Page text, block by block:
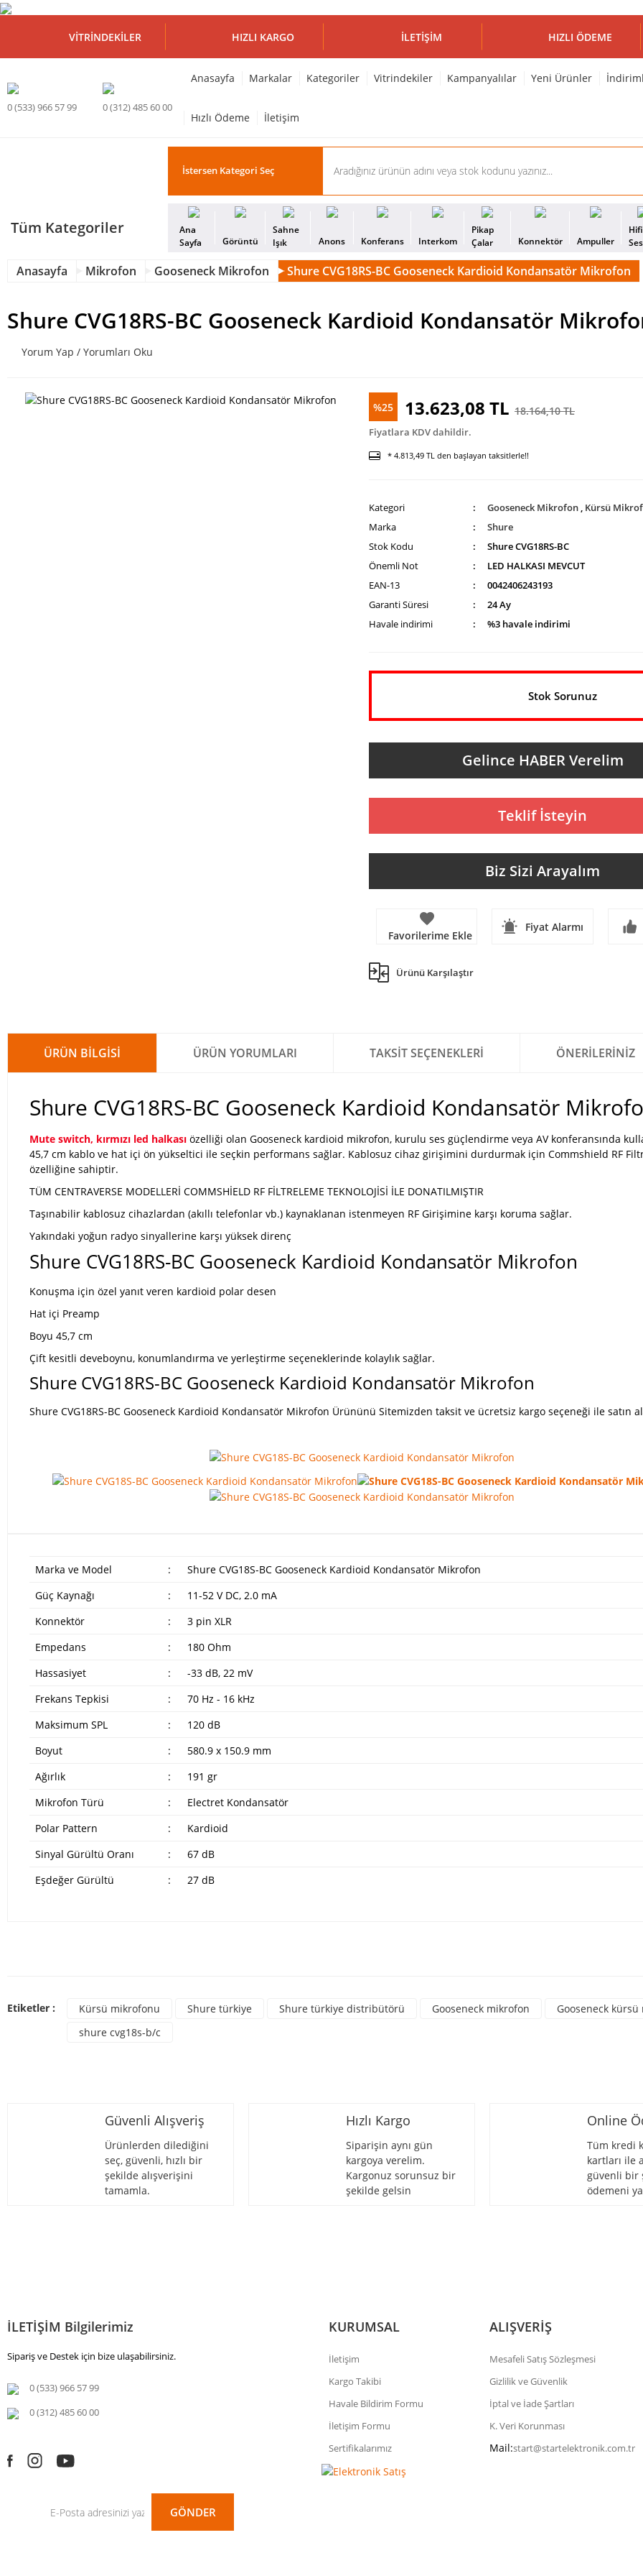
VITRINDEKILER HIZLI KARGO İLETIŞIM HIZLI ÖDEME
0 (533) 966 57 99 0 (312) 485 60 00
Anasayfa Markalar Kategoriler Vitrindekiler Kampanyalılar Yeni Ürünler
Hızlı Ödeme İletişim
Tüm Kategoriler
Ana
Sayfa
Görüntü
Sahne
Işık
Anons Konferans Interkom
Pikap
Çalar
Konnektör Ampuller
Hifi
Ses
Anasayfa Mikrofon Gooseneck Mikrofon Shure CVG18RS-BC Gooseneck Kardioid Kondansatör Mikrofon
Shure CVG18RS-BC Gooseneck Kardioid Kondansatör
Yorum Yap / Yorumları Oku
%25 13.623,08 TL 18.164,10 TL
Fiyatlara KDV dahildir.
* 4.813,49 TL den başlayan taksitlerle!!
Kategori Gooseneck Mikrofon , Kürsü
Marka
Shure
Stok Kodu
Shure CVG18RS-BC
Önemli Not
LED HALKASI MEVCUT
EAN-13
0042406243193
Garanti Süresi
24 Ay
Havale indirimi
%3 havale indirimi
Stok Sorunuz
Gelince HABER Verelim
Teklif İsteyin
Biz Sizi Arayalım
Fiyat Alarmı
Ürünü Karşılaştır
ÜRÜN BILGISI ÜRÜN YORUMLARI TAKSIT SEÇENEKLERI ÖNERILERINIZ
Shure CVG18RS-BC Gooseneck Kardioid Kondansatör
Mute switch, kırmızı led halkası özelliği olan Gooseneck kardioid mikrofon, kurulu ses güçlendirme veya AV konferansında
45,7 cm kablo ve hat içi ön yükseltici ile seçkin performans sağlar. Kablosuz cihaz girişimini durdurmak için Commshield RF
özelliğine sahiptir.
TÜM CENTRAVERSE MODELLERİ COMMSHİELD RF FİLTRELEME TEKNOLOJİSİ İLE DONATILMIŞTIR
Taşınabilir kablosuz cihazlardan (akıllı telefonlar vb.) kaynaklanan istenmeyen RF Girişimine karşı koruma sağlar.
Yakındaki yoğun radyo sinyallerine karşı yüksek direnç
Shure CVG18RS-BC Gooseneck Kardioid Kondansatör Mikrofon
Konuşma için özel yanıt veren kardioid polar desen
Hat içi Preamp
Boyu 45,7 cm
Çift kesitli deveboynu, konumlandırma ve yerleştirme seçeneklerinde kolaylık sağlar.
Shure CVG18RS-BC Gooseneck Kardioid Kondansatör Mikrofon
Shure CVG18RS-BC Gooseneck Kardioid Kondansatör Mikrofon Ürününü Sitemizden taksit ve ücretsiz kargo seçeneği ile satın
Marka ve Model :
Shure CVG18S-BC Gooseneck Kardioid Kondansatör Mikrofon
Güç Kaynağı
:
11-52 V DC, 2.0 mA
Konnektör
:
3 pin XLR
Empedans
:
180 Ohm
Hassasiyet
:
-33 dB, 22 mV
Frekans Tepkisi
:
70 Hz - 16 kHz
Maksimum SPL
:
120 dB
Boyut
:
580.9 x 150.9 mm
Ağırlık
:
191 gr
Mikrofon Türü
:
Electret Kondansatör
Polar Pattern
:
Kardioid
Sinyal Gürültü Oranı
:
67 dB
Eşdeğer Gürültü
: 27 dB
Ürün bilgilerinde hatalar bulunuyor.
Gönder
Etiketler : Kürsü mikrofonu Shure türkiye Shure türkiye distribütörü Gooseneck mikrofon Gooseneck
shure cvg18s-b/c
Güvenli Alışveriş
Ürünlerden dilediğini
seç, güvenli, hızlı bir
şekilde alışverişini
tamamla.
Hızlı Kargo
Siparişin aynı gün
kargoya verelim.
Kargonuz sorunsuz bir
şekilde gelsin
Online
Tüm kredi
kartları ile
güvenli bir
ödemeni
İLETİŞİM Bilgilerimiz
Sipariş ve Destek için bize ulaşabilirsiniz.
0 (533) 966 57 99
0 (312) 485 60 00
GÖNDER
KURUMSAL
İletişim
Kargo Takibi
Havale Bildirim Formu
İletişim Formu
Sertifikalarımız
ALIŞVERİŞ
Mesafeli Satış Sözleşmesi
Gizlilik ve Güvenlik
İptal ve İade Şartları
K. Veri Korunması
Mail:start@startelektronik.com.tr